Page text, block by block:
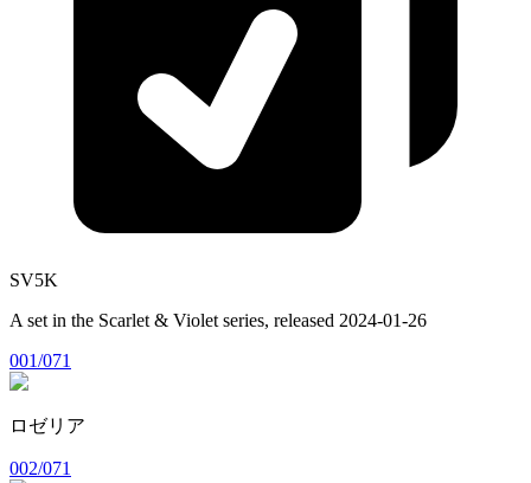
SV5K
A set in the Scarlet & Violet series, released 2024-01-26
001/071
ロゼリア
002/071